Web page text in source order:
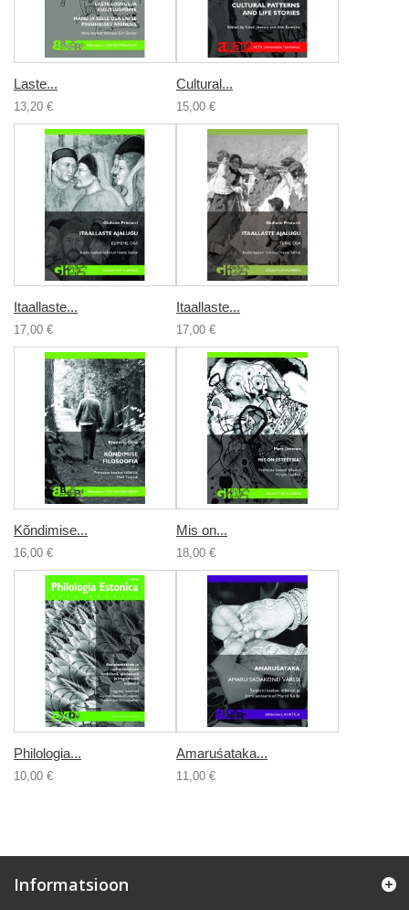
Laste...
13,20 €
Cultural...
15,00 €
Itaallaste...
17,00 €
Itaallaste...
17,00 €
Kõndimise...
16,00 €
Mis on...
18,00 €
Philologia...
10,00 €
Amaruśataka...
11,00 €
Informatsioon